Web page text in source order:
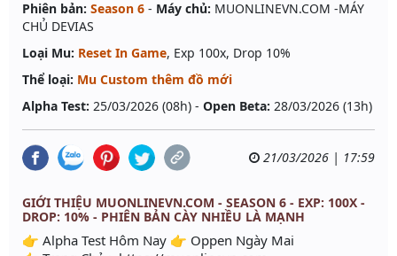
Phiên bản: Season 6 - Máy chủ: MUONLINEVN.COM -MÁY
CHỦ DEVIAS
Loại Mu: Reset In Game, Exp 100x, Drop 10%
Thể loại: Mu Custom thêm đồ mới
Alpha Test: 25/03/2026 (08h) - Open Beta: 28/03/2026 (13h)
21/03/2026 | 17:59
GIỚI THIỆU MUONLINEVN.COM - SEASON 6 - EXP: 100X -
DROP: 10% - PHIÊN BẢN CÀY NHIỀU LÀ MẠNH
👉 Alpha Test Hôm Nay 👉 Oppen Ngày Mai